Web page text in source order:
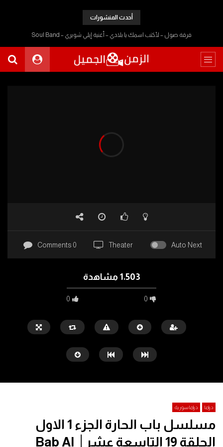
أحدث المنشورات
فرقة صول – لأكتب اسمك يا بلادي – أغنية إيلي شويري – Soul Band
Auto Next
Theater
0 Comments
1٬503 مشاهدة
0 0
Watch Later
دراما دراما سورية
مسلسل باب الحارة الجزء 1 الاول
الحلقة 19 التاسعة عشر│ Bab Al